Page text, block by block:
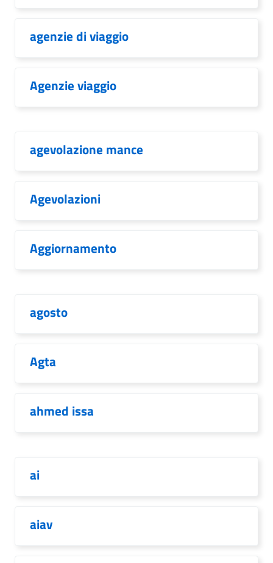
agenzie di viaggio
Agenzie viaggio
agevolazione mance
Agevolazioni
Aggiornamento
agosto
Agta
ahmed issa
ai
aiav